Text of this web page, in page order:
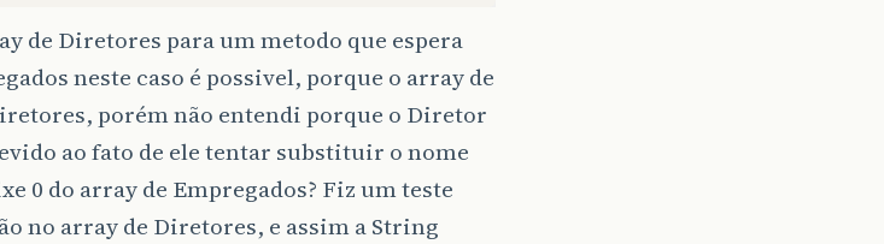
de Diretores para um metodo que espera
neste caso é possivel, porque o array de
porém não entendi porque o Diretor
ao fato de ele tentar substituir o nome
0 do array de Empregados? Fiz um teste
no array de Diretores, e assim a String